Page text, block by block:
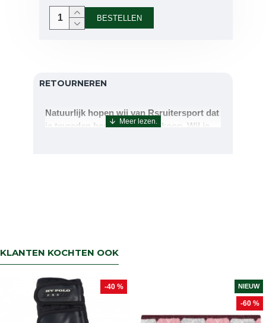
BESTELLEN
RETOURNEREN
Natuurlijk hopen wij van Rsruitersport dat
je tevreden bent met uw aankoop. Wil je
KLANTEN KOCHTEN OOK
-40 % NIEUW
-60 %